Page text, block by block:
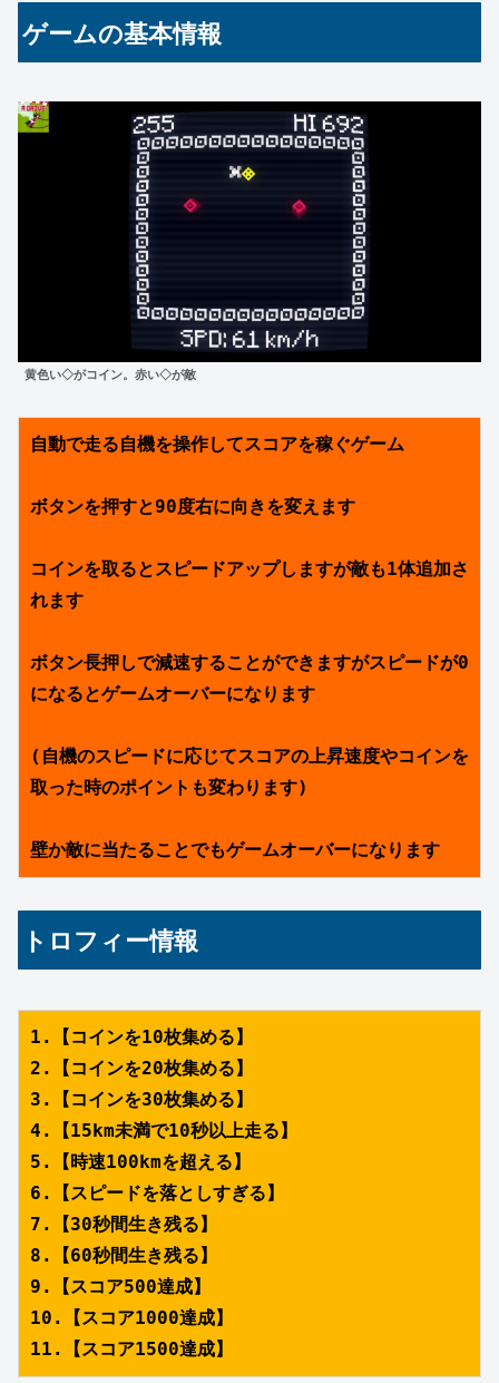
ゲームの基本情報
黄色い◇がコイン。赤い◇が敵
自動で走る自機を操作してスコアを稼ぐゲーム
ボタンを押すと90度右に向きを変えます
コインを取るとスピードアップしますが敵も1体追加さ
れます
ボタン長押しで減速することができますがスピードが0
になるとゲームオーバーになります
(自機のスピードに応じてスコアの上昇速度やコインを
取った時のポイントも変わります)
壁か敵に当たることでもゲームオーバーになります
トロフィー情報
1.【コインを10枚集める】
2.【コインを20枚集める】
3.【コインを30枚集める】
4.【15km未満で10秒以上走る】
5.【時速100kmを超える】
6.【スピードを落としすぎる】
7.【30秒間生き残る】
8.【60秒間生き残る】
9.【スコア500達成】
10.【スコア1000達成】
11.【スコア1500達成】